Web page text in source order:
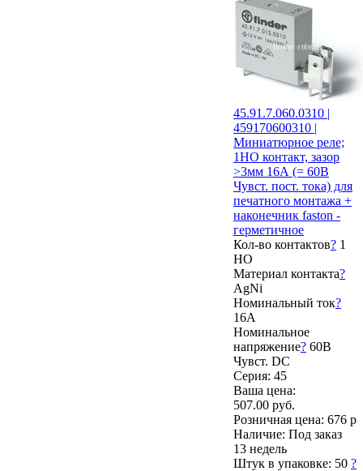
45.91.7.060.0310 |
459170600310 |
Миниатюрное реле;
1НО контакт, зазор
>3мм 16А (= 60В
Чувст. пост. тока) для
печатного монтажа +
наконечник faston -
герметичное
Кол-во контактов? 1
НО
Материал контакта?
AgNi
Номинальный ток?
16А
Номинальное
напряжение? 60В
Чувст. DC
Серия: 45
Ваша цена:
507.00 руб.
Розничная цена: 676 р
Наличие: Под заказ
13 недель
Штук в упаковке: 50 ?